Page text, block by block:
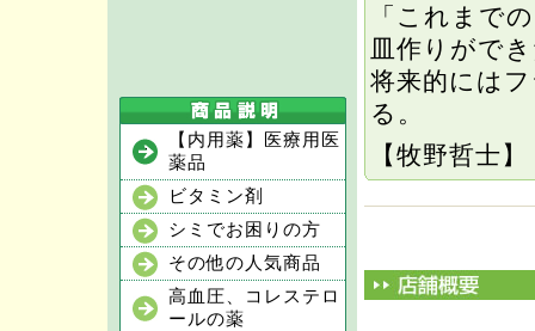
【内用薬】医療用医
薬品
ビタミン剤
シミでお困りの方
その他の人気商品
高血圧、コレステロ
ールの薬
「これまで
皿作りがで
将来的には
る。
【牧野哲士】